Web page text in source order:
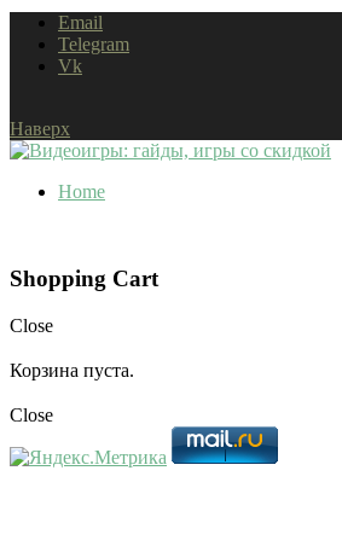
Email
Telegram
Vk
Наверх
Home
Shopping Cart
Close
Корзина пуста.
Close